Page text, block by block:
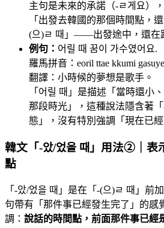
主句是未來的承諾（-ㄹ게요）
「出發去韓國的那個時間點，
(으)ㄹ 때」——出發途中，還在
例句： 어릴 때 꿈이 가수였어요.
羅馬拼音：eoril ttae kkumi
翻譯：小時候的夢想是歌手。
「어릴 때」是描述「當時還小
那段時光」，這種說法隱含著
態」，沒有特別強調「現在已
韓文「-았/었을 때」用法②｜表
點
「-았/었을 때」是在「-(으)ㄹ 때」前
句帶有「那件事已經發生完了」的感
調： 說話的時間點，前面那件事已經